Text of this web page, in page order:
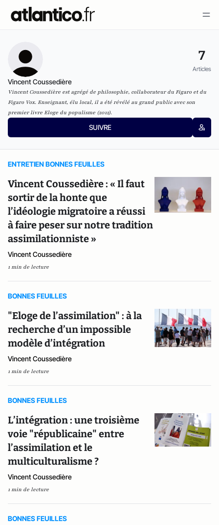
7
Articles
Vincent Coussedière
Vincent Coussedière est agrégé de philosophie, collaborateur du Figaro et du
Figaro Vox. Enseignant, élu local, il a été révélé au grand public avec son
premier livre Eloge du populisme (2012).
SUIVRE
ENTRETIEN BONNES FEUILLES
Vincent Coussedière : « Il faut
sortir de la honte que
l’idéologie migratoire a réussi
à faire peser sur notre tradition
assimilationniste »
Vincent Coussedière
1 min de lecture
BONNES FEUILLES
"Eloge de l’assimilation" : à la
recherche d’un impossible
modèle d’intégration
Vincent Coussedière
1 min de lecture
BONNES FEUILLES
L’intégration : une troisième
voie "républicaine" entre
l’assimilation et le
multiculturalisme ?
Vincent Coussedière
1 min de lecture
BONNES FEUILLES